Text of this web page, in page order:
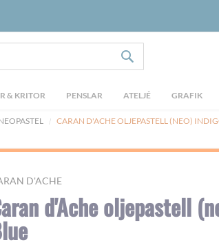
& KRITOR PENSLAR ATELJÉ GRAFIK
CARAN D'ACHE OLJEPASTELL (NEO)
D'ACHE
d'Ache oljepastell